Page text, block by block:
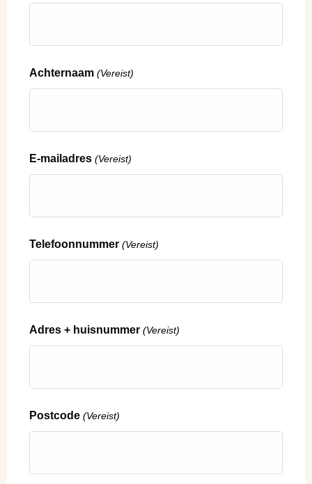
Achternaam (Vereist)
E-mailadres (Vereist)
Telefoonnummer (Vereist)
Adres + huisnummer (Vereist)
Postcode (Vereist)